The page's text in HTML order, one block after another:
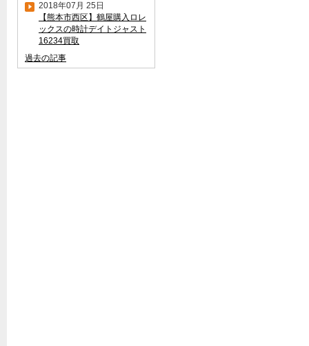
2018年07月 25日
【熊本市西区】鶴屋購入ロレ
ックスの時計デイトジャスト
16234買取
過去の記事